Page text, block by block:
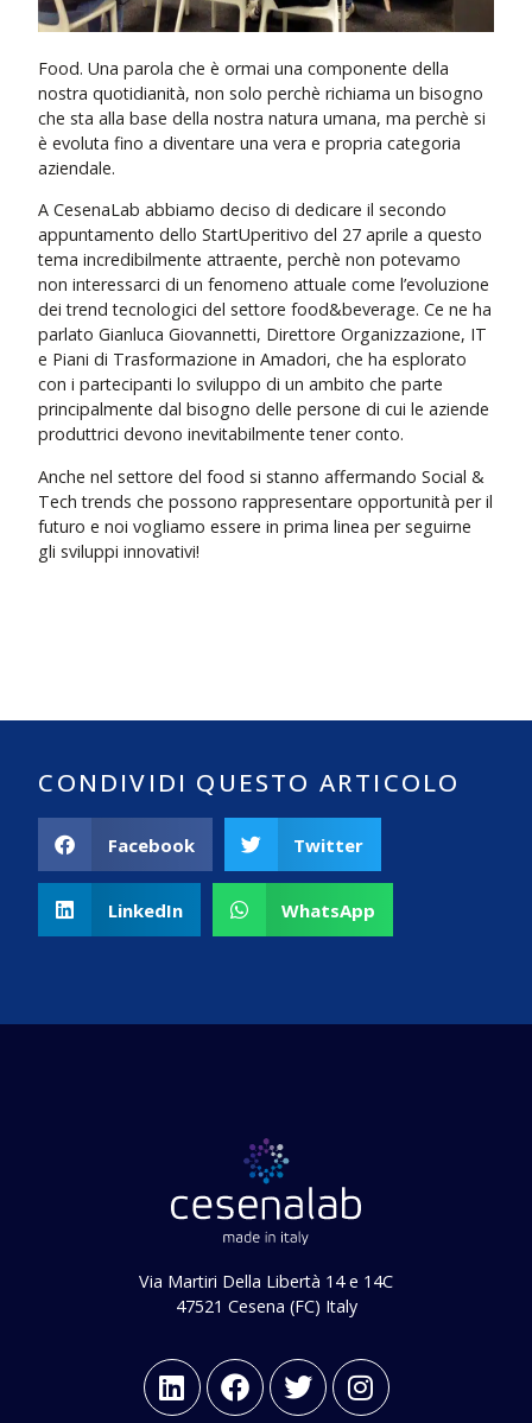
Food. Una parola che è ormai una componente della
nostra quotidianità, non solo perchè richiama un bisogno
che sta alla base della nostra natura umana, ma perchè si
è evoluta fino a diventare una vera e propria categoria
aziendale.
A CesenaLab abbiamo deciso di dedicare il secondo
appuntamento dello StartUperitivo del 27 aprile a questo
tema incredibilmente attraente, perchè non potevamo
non interessarci di un fenomeno attuale come l’evoluzione
dei trend tecnologici del settore food&beverage. Ce ne ha
parlato Gianluca Giovannetti, Direttore Organizzazione, IT
e Piani di Trasformazione in Amadori, che ha esplorato
con i partecipanti lo sviluppo di un ambito che parte
principalmente dal bisogno delle persone di cui le aziende
produttrici devono inevitabilmente tener conto.
Anche nel settore del food si stanno affermando Social &
Tech trends che possono rappresentare opportunità per il
futuro e noi vogliamo essere in prima linea per seguirne
gli sviluppi innovativi!
CONDIVIDI QUESTO ARTICOLO
Facebook Twitter
LinkedIn WhatsApp
Via Martiri Della Libertà 14 e 14C
47521 Cesena (FC) Italy